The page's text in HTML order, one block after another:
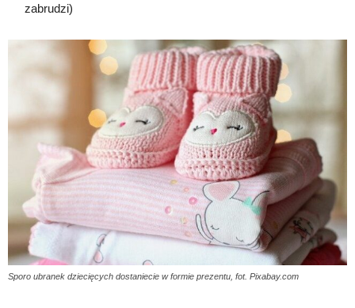
zabrudzi)
Sporo ubranek dziecięcych dostaniecie w formie prezentu, fot. Pixabay.com